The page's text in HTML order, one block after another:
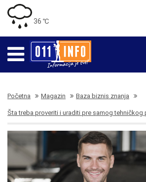
36 ℃
Početna Magazin Baza biznis znanja
Šta treba proveriti i uraditi pre samog tehničkog